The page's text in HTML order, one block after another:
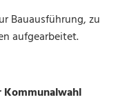
Bauausführung, zu
aufgearbeitet.
Kommunalwahl